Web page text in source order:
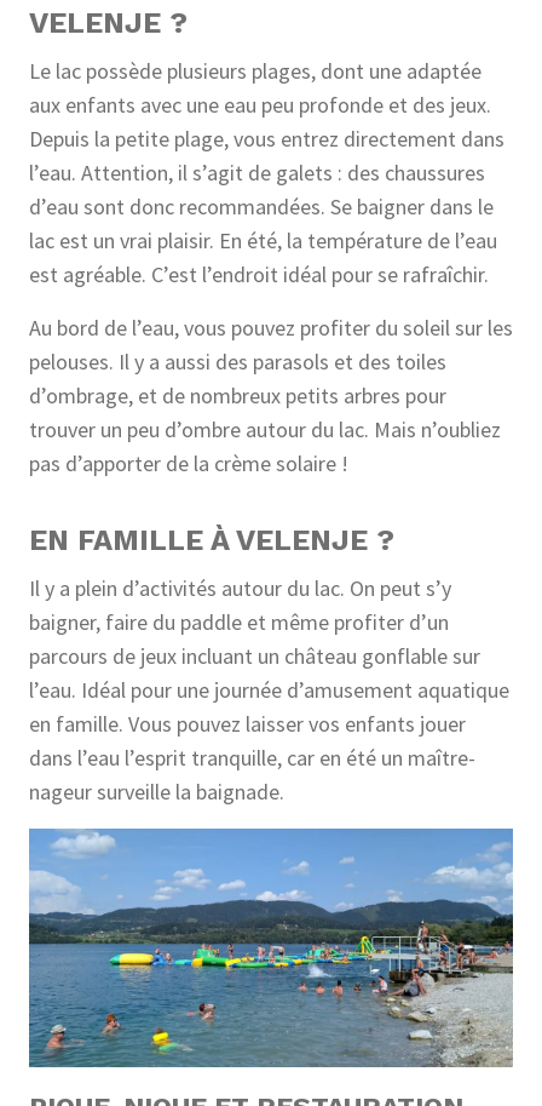
VELENJE ?
Le lac possède plusieurs plages, dont une adaptée
aux enfants avec une eau peu profonde et des jeux.
Depuis la petite plage, vous entrez directement dans
l’eau. Attention, il s’agit de galets : des chaussures
d’eau sont donc recommandées. Se baigner dans le
lac est un vrai plaisir. En été, la température de l’eau
est agréable. C’est l’endroit idéal pour se rafraîchir.
Au bord de l’eau, vous pouvez profiter du soleil sur les
pelouses. Il y a aussi des parasols et des toiles
d’ombrage, et de nombreux petits arbres pour
trouver un peu d’ombre autour du lac. Mais n’oubliez
pas d’apporter de la crème solaire !
EN FAMILLE À VELENJE ?
Il y a plein d’activités autour du lac. On peut s’y
baigner, faire du paddle et même profiter d’un
parcours de jeux incluant un château gonflable sur
l’eau. Idéal pour une journée d’amusement aquatique
en famille. Vous pouvez laisser vos enfants jouer
dans l’eau l’esprit tranquille, car en été un maître-
nageur surveille la baignade.